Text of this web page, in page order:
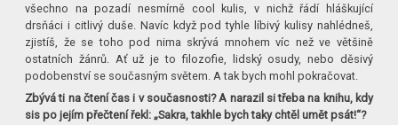
všechno na pozadí nesmírně cool kulis, v nichž řádí hláškující
drsňáci i citlivý duše. Navíc když pod tyhle líbivý kulisy nahlédneš,
zjistíš, že se toho pod nima skrývá mnohem víc než ve většině
ostatních žánrů. Ať už je to filozofie, lidský osudy, nebo děsivý
podobenství se současným světem. A tak bych mohl pokračovat.
Zbývá ti na čtení čas i v současnosti? A narazil si třeba na knihu, kdy
sis po jejím přečtení řekl: „Sakra, takhle bych taky chtěl umět psát!“?